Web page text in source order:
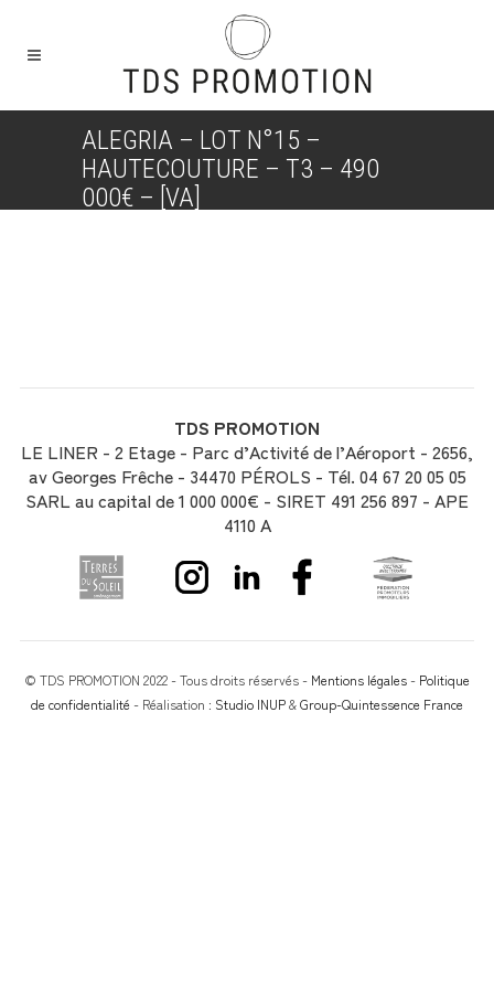
ALEGRIA – LOT N°15 –
HAUTECOUTURE – T3 – 490
000€ – [VA]
TDS PROMOTION
LE LINER - 2 Etage - Parc d’Activité de l’Aéroport - 2656,
av Georges Frêche - 34470 PÉROLS - Tél. 04 67 20 05 05
SARL au capital de 1 000 000€ - SIRET 491 256 897 - APE
4110 A
© TDS PROMOTION 2022 - Tous droits réservés - Mentions légales- Politique
de confidentialité - Réalisation : Studio INUP&Group-Quintessence France